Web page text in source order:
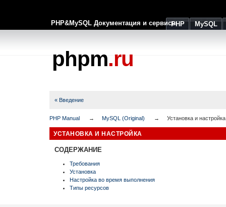
PHP&MySQL Документация и сервисыPHP MySQL
phpm.ru
« Введение
PHP Manual MySQL (Original) Установка и настройка
УСТАНОВКА И НАСТРОЙКА
СОДЕРЖАНИЕ
Требования
Установка
Настройка во время выполнения
Типы ресурсов